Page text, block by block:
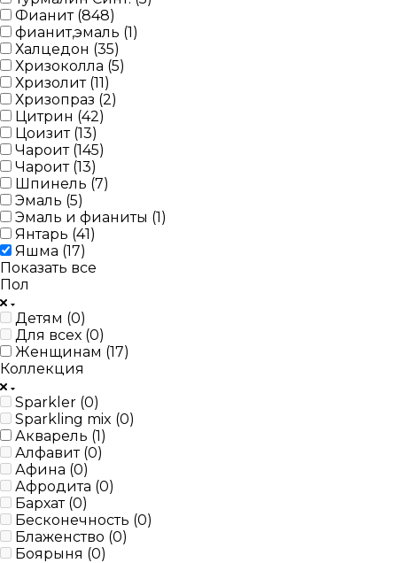
Фианит (848)
фианит,эмаль (1)
Халцедон (35)
Хризоколла (5)
Хризолит (11)
Хризопраз (2)
Цитрин (42)
Цоизит (13)
Чароит (145)
Чароит (13)
Шпинель (7)
Эмаль (5)
Эмаль и фианиты (1)
Янтарь (41)
Яшма (17)
Показать все
Пол
Детям (0)
Для всех (0)
Женщинам (17)
Коллекция
Sparkler (0)
Sparkling mix (0)
Акварель (1)
Алфавит (0)
Афина (0)
Афродита (0)
Бархат (0)
Бесконечность (0)
Блаженство (0)
Боярыня (0)